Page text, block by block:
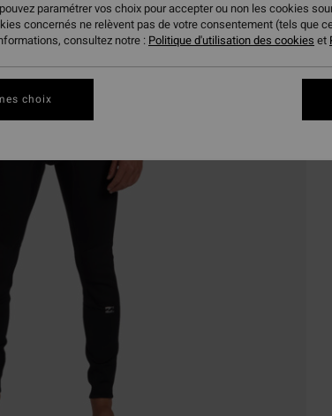
paramétrer vos choix pour accepter ou non les cookies
concernés ne relèvent pas de votre consentement (tels que
consultez notre : Politique d'utilisation des cookies et
choix